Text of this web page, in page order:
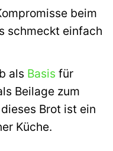
beim
schmeckt einfach
als Basis für
Beilage zum
Brot ist ein
Küche.